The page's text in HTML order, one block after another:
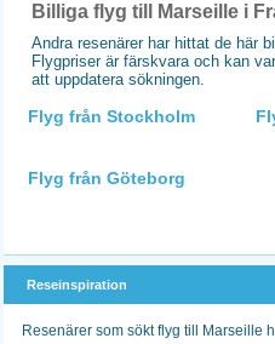
Billiga flyg till Marseille i
Andra resenärer har hittat de här
Flygpriser är färskvara och kan
att uppdatera sökningen.
Flyg från Stockholm
Flyg från Göteborg
Reseinspiration
Resenärer som sökt flyg till Marseille